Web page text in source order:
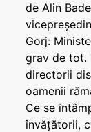
de Alin
Gorj:
grav de tot.
directorii
oamenii
Ce se
învățătorii,